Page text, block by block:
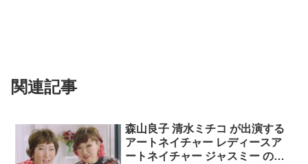
関連記事
森山良子 清水ミチコ が出演する
アートネイチャー レディースア
ートネイチャー ジャスミー のCM